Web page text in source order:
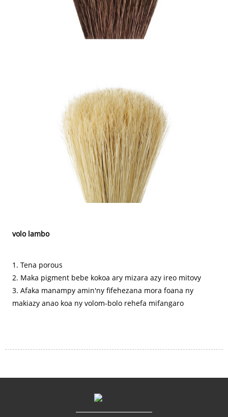
volo lambo
1. Tena porous
2. Maka pigment bebe kokoa ary mizara azy ireo mitovy
3. Afaka manampy amin'ny fifehezana mora foana ny
makiazy anao koa ny volom-bolo rehefa mifangaro